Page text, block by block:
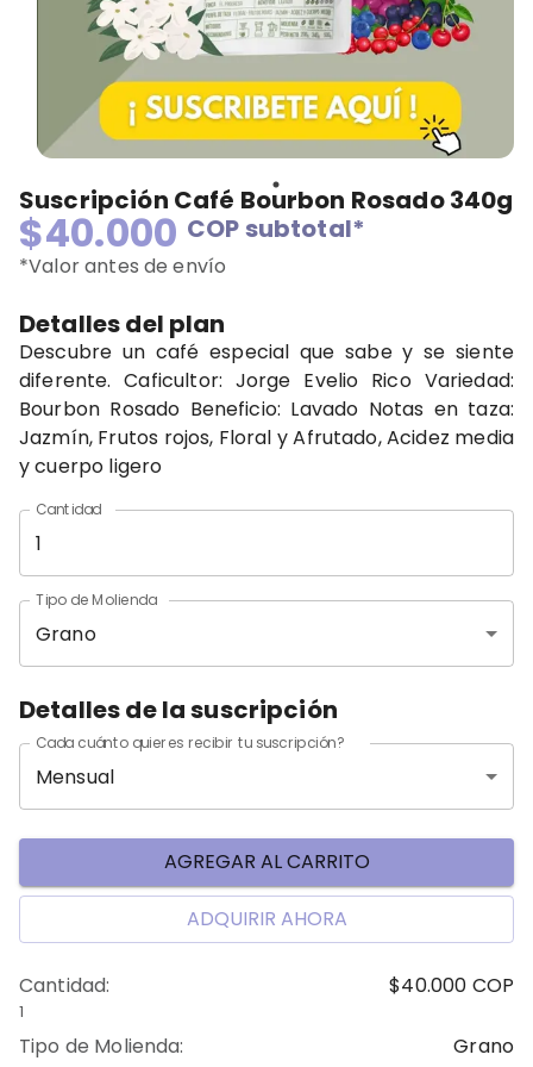
Suscripción Café Bourbon Rosado 340g
$40.000 COPsubtotal*
*Valor antes de envío
Detalles del plan
Descubre un café especial que sabe y se siente
diferente. Caficultor: Jorge Evelio Rico Variedad:
Bourbon Rosado Beneficio: Lavado Notas en taza:
Jazmín, Frutos rojos, Floral y Afrutado, Acidez media
y cuerpo ligero
Cantidad
Tipo de Molienda
Grano
Detalles de la suscripción
Cada cuánto quieres recibir tu suscripción?
Mensual
AGREGAR AL CARRITO
ADQUIRIR AHORA
Cantidad:
1
$40.000 COP
Tipo de Molienda: Grano